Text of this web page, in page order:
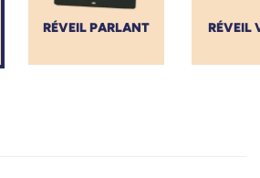
RÉVEIL PARLANT RÉVEIL